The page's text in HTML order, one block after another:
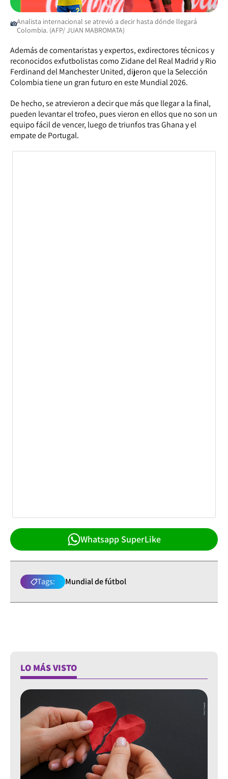
Analista internacional se atrevió a decir hasta dónde llegará
Colombia. (AFP/ JUAN MABROMATA)
Además de comentaristas y expertos, exdirectores técnicos y
reconocidos exfutbolistas como Zidane del Real Madrid y Rio
Ferdinand del Manchester United, dijeron que la Selección
Colombia tiene un gran futuro en este Mundial 2026.
De hecho, se atrevieron a decir que más que llegar a la final,
pueden levantar el trofeo, pues vieron en ellos que no son un
equipo fácil de vencer, luego de triunfos tras Ghana y el
empate de Portugal.
Whatsapp SuperLike
Tags: Mundial de fútbol
LO MÁS VISTO